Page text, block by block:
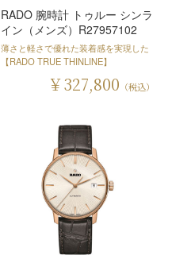
RADO 腕時計 トゥルー シンラ
イン（メンズ）R27957102
薄さと軽さで優れた装着感を実現した
【RADO TRUE THINLINE】
￥327,800 （税込）